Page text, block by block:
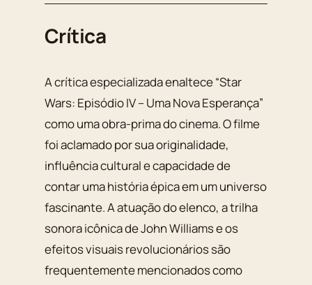
Crítica
A crítica especializada enaltece “Star
Wars: Episódio IV – Uma Nova Esperança”
como uma obra-prima do cinema. O filme
foi aclamado por sua originalidade,
influência cultural e capacidade de
contar uma história épica em um universo
fascinante. A atuação do elenco, a trilha
sonora icônica de John Williams e os
efeitos visuais revolucionários são
frequentemente mencionados como